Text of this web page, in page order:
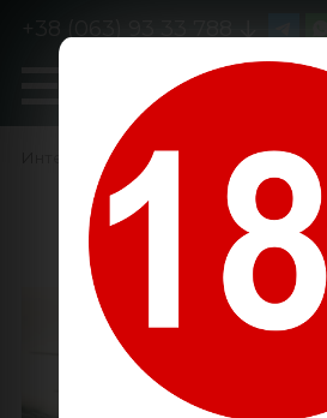
GanjaLiveSeeds
Интернет-магазин Семена конопли
Sour Mango